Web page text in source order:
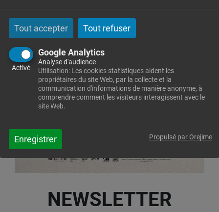
Tout accepter Tout refuser
Google Analytics
Activé
Analyse d'audience
Utilisation: Les cookies statistiques aident les
propriétaires du site Web, par la collecte et la
communication d'informations de manière anonyme, à
comprendre comment les visiteurs interagissent avec le
site Web.
Enregistrer Propulsé par Orejime
NEWSLETTER